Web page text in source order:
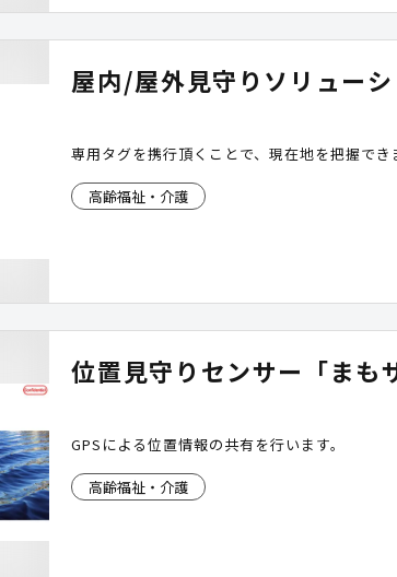
屋内/屋外見守りソリュー
専用タグを携行頂くことで、現在地を把握でき
高齢福祉・介護
位置見守りセンサー「まも
GPSによる位置情報の共有を行います。
高齢福祉・介護